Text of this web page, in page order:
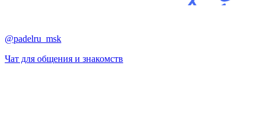
@padelru_msk
Чат для общения и знакомств